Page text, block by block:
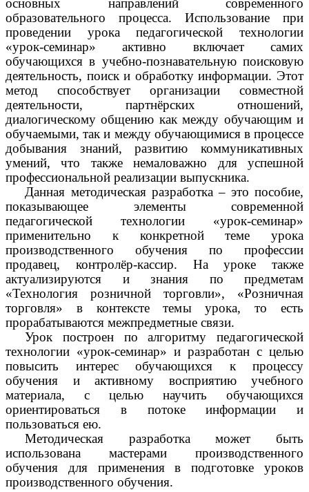
основных направлений современного
образовательного процесса. Использование при
проведении урока педагогической технологии
«урок-семинар» активно включает самих
обучающихся в учебно-познавательную поисковую
деятельность, поиск и обработку информации. Этот
метод способствует организации совместной
деятельности, партнёрских отношений,
диалогическому общению как между обучающим и
обучаемыми, так и между обучающимися в процессе
добывания знаний, развитию коммуникативных
умений, что также немаловажно для успешной
профессиональной реализации выпускника.
Данная методическая разработка – это пособие,
показывающее элементы современной
педагогической технологии «урок-семинар»
применительно к конкретной теме урока
производственного обучения по профессии
продавец, контролёр-кассир. На уроке также
актуализируются и знания по предметам
«Технология розничной торговли», «Розничная
торговля» в контексте темы урока, то есть
прорабатываются межпредметные связи.
Урок построен по алгоритму педагогической
технологии «урок-семинар» и разработан с целью
повысить интерес обучающихся к процессу
обучения и активному восприятию учебного
материала, с целью научить обучающихся
ориентироваться в потоке информации и
пользоваться ею.
Методическая разработка может быть
использована мастерами производственного
обучения для применения в подготовке уроков
производственного обучения.